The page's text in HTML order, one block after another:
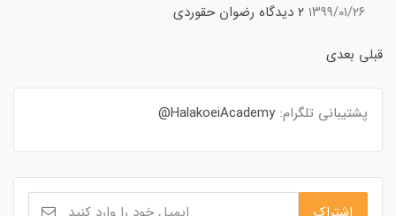
۱۳۹۹/۰۱/۲۶ ۲ دیدگاه
رضوان حقوردی
قبلی بعدی
پشتیبانی تلگرام: HalakoeiAcademy@